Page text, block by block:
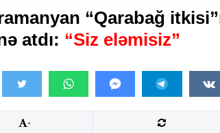
“Qarabağ
atdı: “Siz eləmisiz”
-